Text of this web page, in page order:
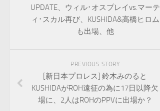
UPDATE、ウィル･オスプレイvs.マーテ
ィ･スカル再び、KUSHIDA&高橋ヒロム
も出場、他
PREVIOUS STORY
[新日本プロレス] 鈴木みのると
KUSHIDAがROH遠征の為に17日以降欠
場に、2人はROHのPPVに出場か？